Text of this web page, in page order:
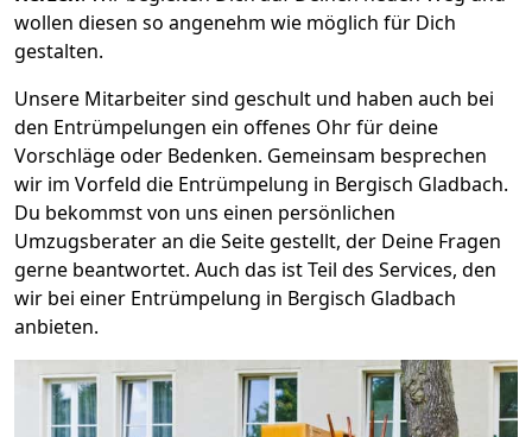
wollen diesen so angenehm wie möglich für Dich
gestalten.
Unsere Mitarbeiter sind geschult und haben auch bei
den Entrümpelungen ein offenes Ohr für deine
Vorschläge oder Bedenken. Gemeinsam besprechen
wir im Vorfeld die Entrümpelung in Bergisch Gladbach.
Du bekommst von uns einen persönlichen
Umzugsberater an die Seite gestellt, der Deine Fragen
gerne beantwortet. Auch das ist Teil des Services, den
wir bei einer Entrümpelung in Bergisch Gladbach
anbieten.